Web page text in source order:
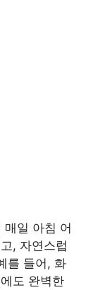
매일 아침 어
, 자연스럽
를 들어, 화
도 완벽한